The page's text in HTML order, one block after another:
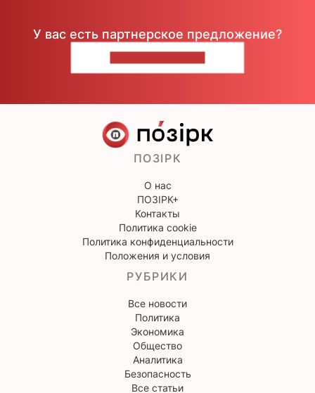
У вас есть партнерское предложение?
ПОЗІРК
О нас
ПОЗІРК+
Контакты
Политика cookie
Политика конфиденциальности
Положения и условия
РУБРИКИ
Все новости
Политика
Экономика
Общество
Аналитика
Безопасность
Все статьи